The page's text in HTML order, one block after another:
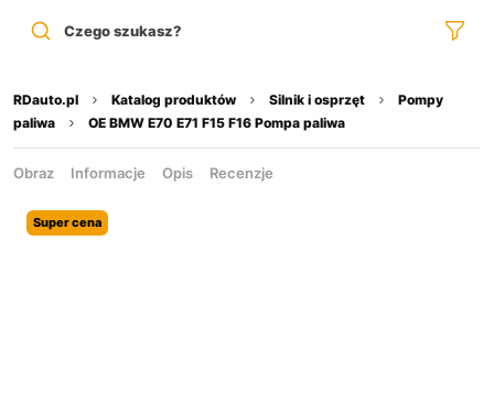
Czego szukasz?
RDauto.pl Katalog produktów Silnik i osprzęt
Pompy
paliwa
OE BMW E70 E71 F15 F16 Pompa paliwa
Obraz Informacje Opis Recenzje
Super cena